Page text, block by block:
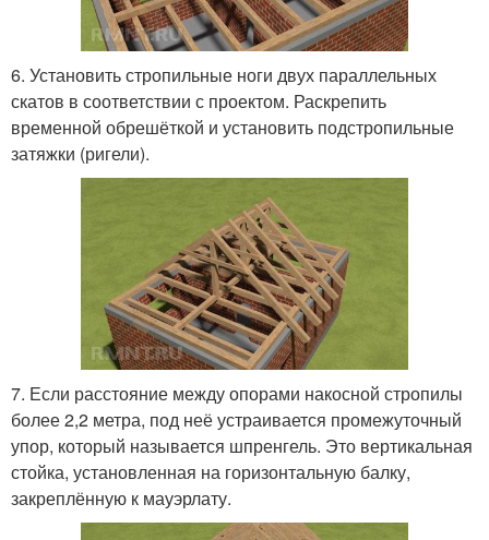
6. Установить стропильные ноги двух параллельных
скатов в соответствии с проектом. Раскрепить
временной обрешёткой и установить подстропильные
затяжки (ригели).
7. Если расстояние между опорами накосной стропилы
более 2,2 метра, под неё устраивается промежуточный
упор, который называется шпренгель. Это вертикальная
стойка, установленная на горизонтальную балку,
закреплённую к мауэрлату.